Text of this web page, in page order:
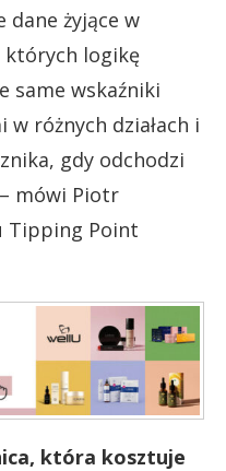
dane żyjące w
których logikę
same wskaźniki
różnych działach i
gdy odchodzi
mówi Piotr
Tipping Point
która kosztuje